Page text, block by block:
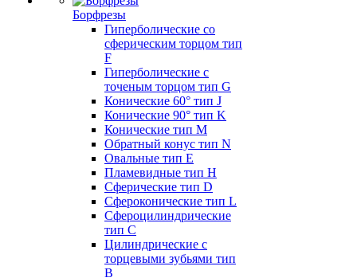
Борфрезы
Гиперболические cо
сферическим торцом тип
F
Гиперболические с
точеным торцом тип G
Конические 60° тип J
Конические 90° тип K
Конические тип M
Обратный конус тип N
Овальные тип E
Пламевидные тип H
Сферические тип D
Сфероконические тип L
Сфероцилиндрические
тип C
Цилиндрические с
торцевыми зубьями тип
B